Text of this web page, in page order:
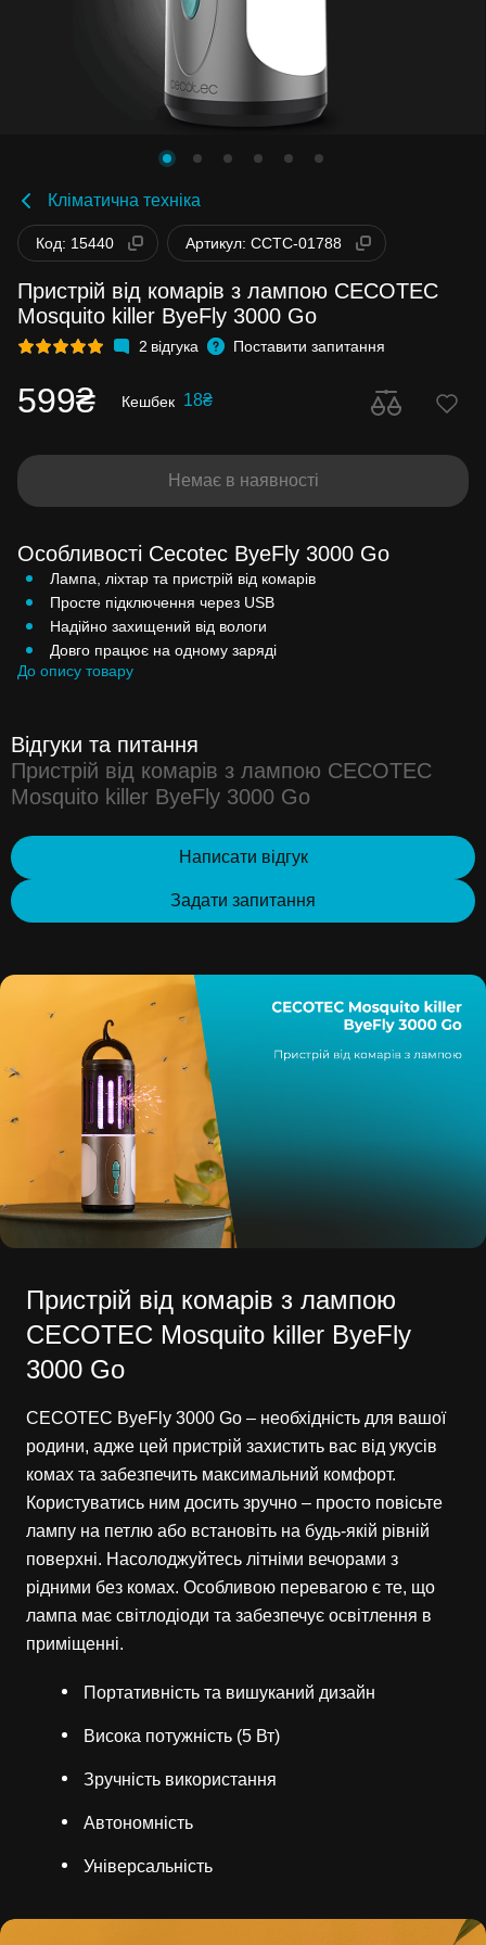
Кліматична техніка
Код: 15440 Артикул: CCTC-01788
Пристрій від комарів з лампою CECOTEC
Mosquito killer ByeFly 3000 Go
2 відгука Поставити запитання
599₴ Кешбек 18₴
Немає в наявності
Особливості Cecotec ByeFly 3000 Go
Лампа, ліхтар та пристрій від комарів
Просте підключення через USB
Надійно захищений від вологи
Довго працює на одному заряді
До опису товару
Відгуки та питання
Пристрій від комарів з лампою CECOTEC
Mosquito killer ByeFly 3000 Go
Написати відгук
Задати запитання
Пристрій від комарів з лампою
CECOTEC Mosquito killer ByeFly
3000 Go
CECOTEC ByeFly 3000 Go – необхідність для вашої
родини, адже цей пристрій захистить вас від укусів
комах та забезпечить максимальний комфорт.
Користуватись ним досить зручно – просто повісьте
лампу на петлю або встановіть на будь-якій рівній
поверхні. Насолоджуйтесь літніми вечорами з
рідними без комах. Особливою перевагою є те, що
лампа має світлодіоди та забезпечує освітлення в
приміщенні.
Портативність та вишуканий дизайн
Висока потужність (5 Вт)
Зручність використання
Автономність
Універсальність